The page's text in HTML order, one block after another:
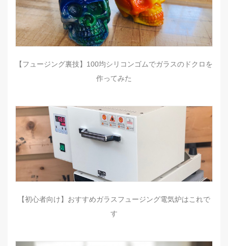
【フュージング裏技】100均シリコンゴムでガラスのドクロを
作ってみた
【初心者向け】おすすめガラスフュージング電気炉はこれで
す